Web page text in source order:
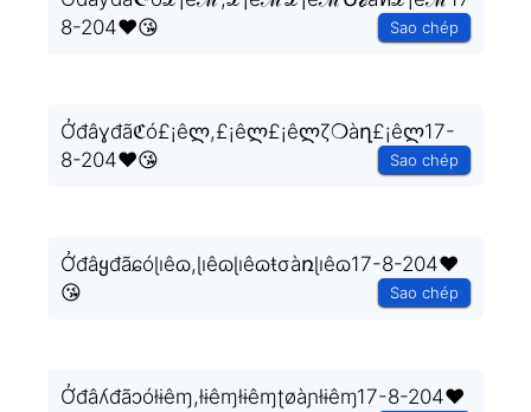
8-204❤️😘
Sao chép
Ởđâɣđãℭó£¡êლ,£¡êლ£¡êლζ❍àղ£¡êლ17-
8-204❤️😘
Sao chép
Ởđâყđãɕóɭıêɷ,ɭıêɷɭıêɷŧσàռɭıêɷ17-8-204❤️
😘
Sao chép
Ởđâʎđãɔółɨêɱ,łɨêɱłɨêɱʈøàɲłɨêɱ17-8-204❤️